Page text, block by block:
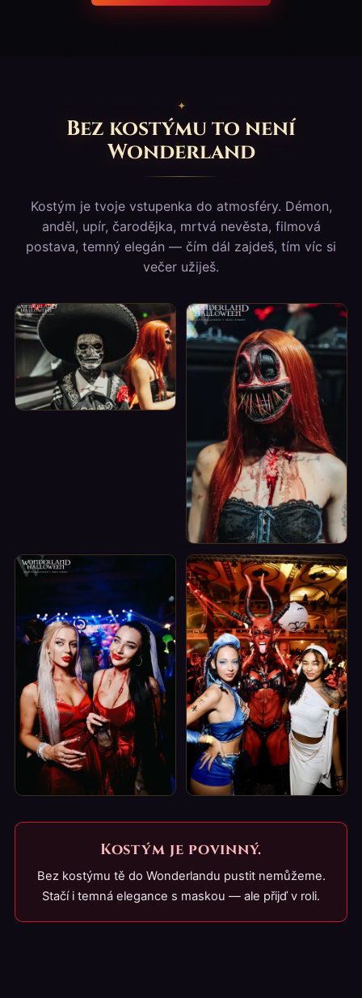
Bez kostýmu to není
Wonderland
Kostým je tvoje vstupenka do atmosféry. Démon,
anděl, upír, čarodějka, mrtvá nevěsta, filmová
postava, temný elegán — čím dál zajdeš, tím víc si
večer užiješ.
Kostým je povinný.
Bez kostýmu tě do Wonderlandu pustit nemůžeme.
Stačí i temná elegance s maskou — ale přijď v roli.